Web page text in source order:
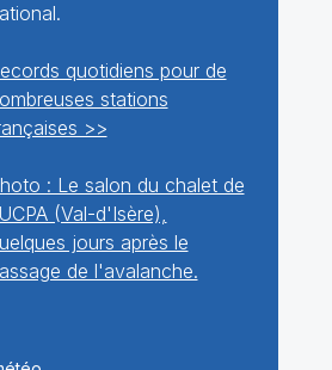
quotidiens pour de
stations
>>
: Le salon du chalet de
(Val-d'Isère),
jours après le
de l'avalanche.